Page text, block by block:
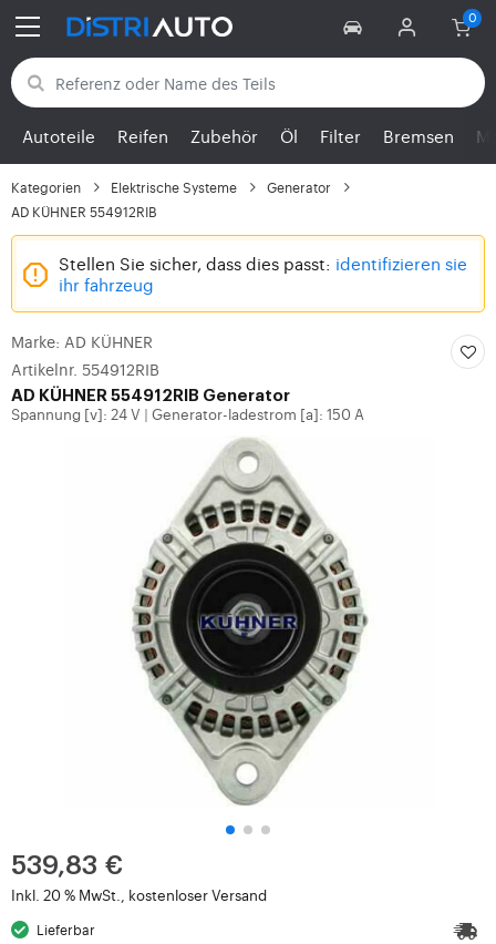
Zurück zu den Kategorien
Autoteile Reifen Zubehör Öl Filter Bremsen
Kategorien Elektrische Systeme
Generator
AD KÜHNER 554912RIB
Stellen Sie sicher, dass dies passt: identifizieren sie
ihr fahrzeug
Marke: AD KÜHNER
Artikelnr. 554912RIB
AD KÜHNER 554912RIB Generator
Spannung [v]: 24 V Generator-ladestrom [a]: 150 A
539,83 €
Inkl. 20 % MwSt., kostenloser Versand
Lieferbar